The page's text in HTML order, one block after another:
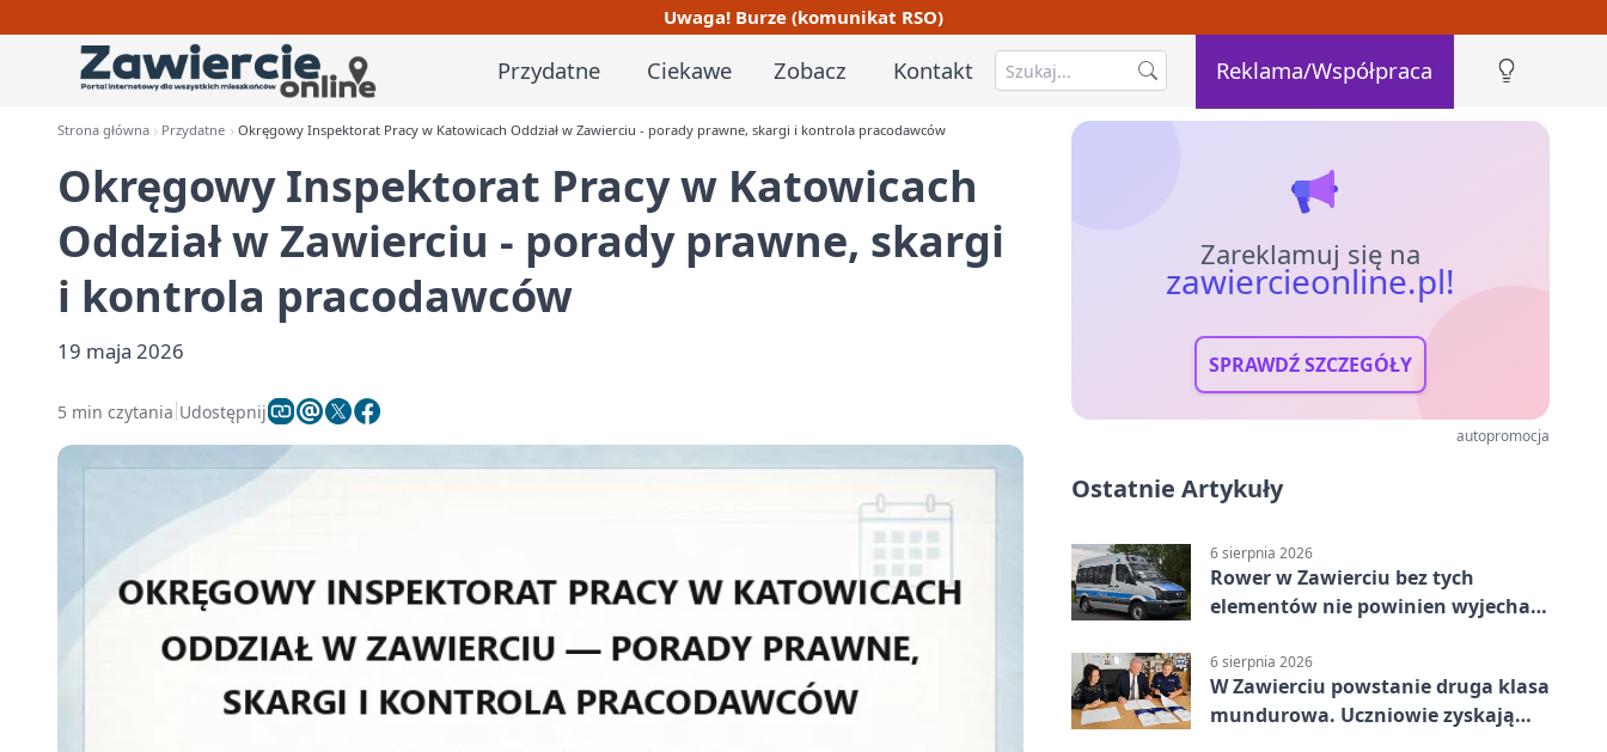
Uwaga! Burze (komunikat RSO)
Przydatne Ciekawe Zobacz Kontakt Reklama/Współpraca
Strona główna Przydatne Okręgowy Inspektorat Pracy w Katowicach Oddział w Zawierciu - porady prawne, skargi i kontrola pracodawców
Okręgowy Inspektorat Pracy w Katowicach
Oddział w Zawierciu - porady prawne, skargi
i kontrola pracodawców
19 maja 2026
5 min czytania Udostępnij
Zareklamuj się na
zawiercieonline.pl!
SPRAWDŹ SZCZEGÓŁY
autopromocja
Ostatnie Artykuły
6 sierpnia 2026
Rower w Zawierciu bez tych
elementów nie powinien wyjechać
6 sierpnia 2026
W Zawierciu powstanie druga klasa
mundurowa. Uczniowie zyskają